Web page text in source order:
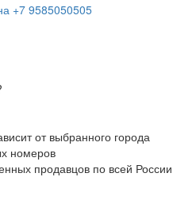
от выбранного города
номеров
продавцов по всей России